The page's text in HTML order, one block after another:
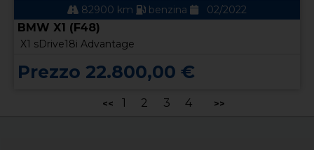
82900 km benzina 02/2022
BMW X1 (F48)
X1 sDrive18i Advantage
Prezzo 22.800,00 €
<< 1 2 3 4 >>